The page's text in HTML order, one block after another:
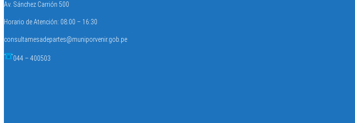
Av. Sánchez Carrión 500
Horario de Atención: 08:00 – 16:30
consultamesadepartes@muniporvenir.gob.pe
044 – 400503